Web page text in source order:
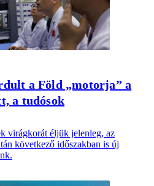
a Föld „motorja” a
a tudósok
virágkorát éljük jelenleg, az
következő időszakban is új